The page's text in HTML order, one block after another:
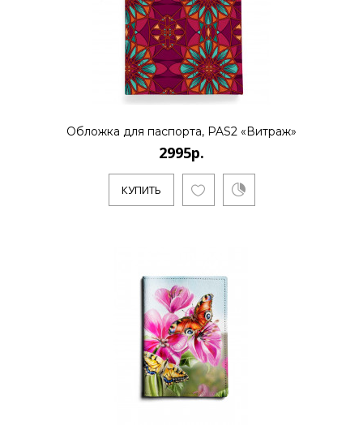
Обложка для паспорта, PAS2 «Витраж»
2995р.
КУПИТЬ